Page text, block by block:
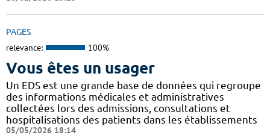
PAGES
relevance: 100%
Vous êtes un usager
Un EDS est une grande base de données qui regroupe
des informations médicales et administratives
collectées lors des admissions, consultations et
hospitalisations des patients dans les établissements
05/05/2026 18:14